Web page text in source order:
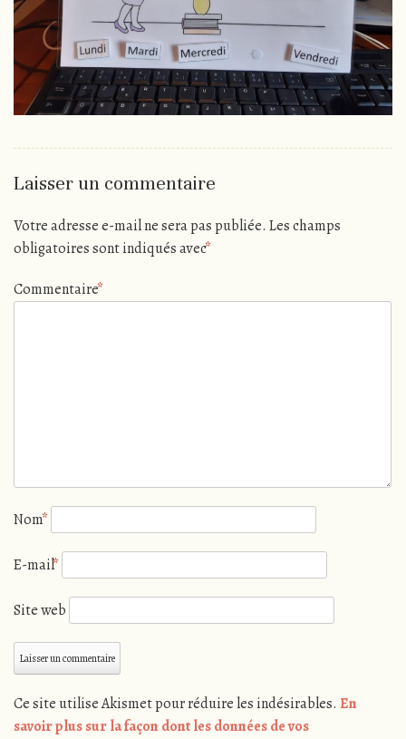
Laisser un commentaire
Votre adresse e-mail ne sera pas publiée. Les champs
obligatoires sont indiqués avec*
Commentaire*
Nom*
E-mail*
Site web
Ce site utilise Akismet pour réduire les indésirables. En
savoir plus sur la façon dont les données de vos